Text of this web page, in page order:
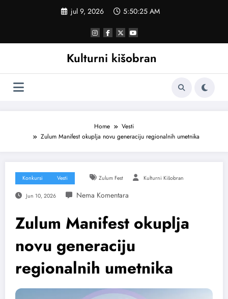
jul 9, 2026 5:50:26 AM
Kulturni kišobran
Home
Vesti
Zulum Manifest okuplja novu generaciju regionalnih umetnika
Konkursi Vesti Zulum Fest Kulturni Kišobran
Jun 10, 2026
Zulum Manifest okuplja
novu generaciju
regionalnih umetnika